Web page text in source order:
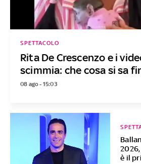
Rita De Crescenzo e i
scimmia: che cosa si sa
SPETTACOLO
08 ago - 15:03
è il